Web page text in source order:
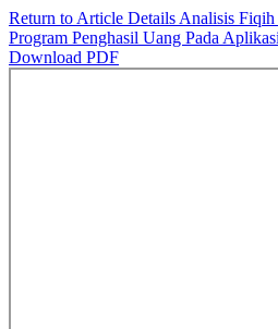
Return to Article Details Analisis Fiqih
Program Penghasil Uang Pada
Download PDF